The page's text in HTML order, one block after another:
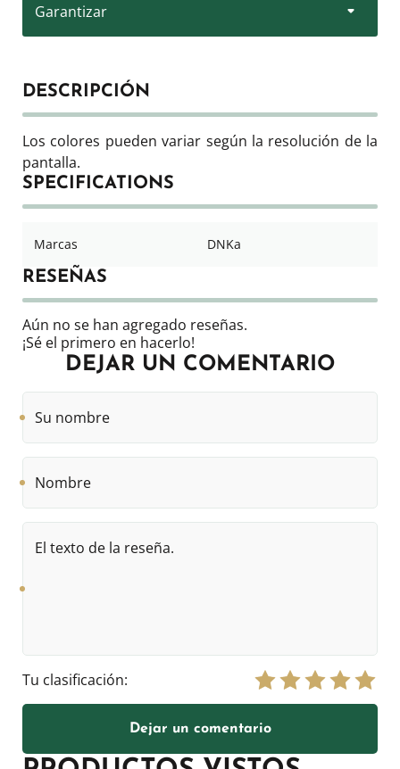
Garantizar
DESCRIPCIÓN
Los colores pueden variar según la resolución de la
pantalla.
SPECIFICATIONS
Marcas DNKa
RESEÑAS
Aún no se han agregado reseñas.
¡Sé el primero en hacerlo!
DEJAR UN COMENTARIO
nombre
texto
la
Tu clasificación:
Dejar un comentario